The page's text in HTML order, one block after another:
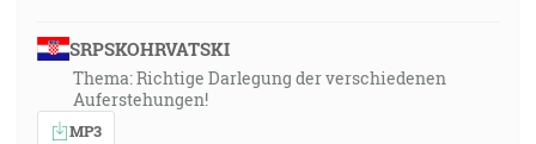
SRPSKOHRVATSKI
Thema: Richtige Darlegung der verschiedenen
Auferstehungen!
MP3